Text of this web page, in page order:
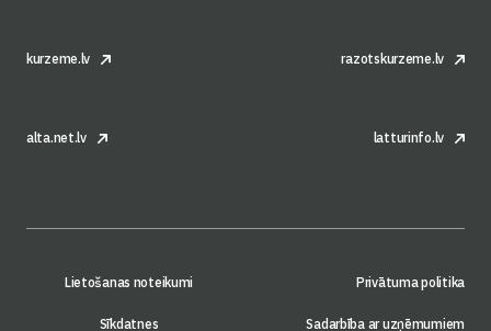
kurzeme.lv razotskurzeme.lv
alta.net.lv latturinfo.lv
Lietošanas noteikumi Privātuma politika
Sīkdatnes Sadarbība ar uzņēmumiem